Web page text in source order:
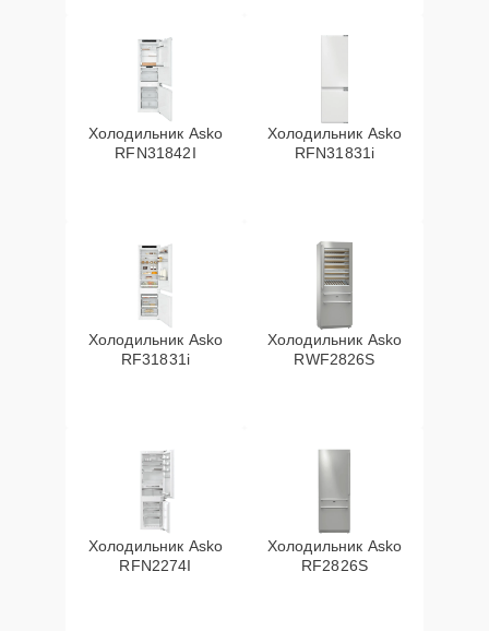
Холодильник Asko
RFN31842I
Холодильник Asko
RFN31831i
Холодильник Asko
RF31831i
Холодильник Asko
RWF2826S
Холодильник Asko
RFN2274I
Холодильник Asko
RF2826S